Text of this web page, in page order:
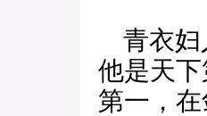
青衣妇
他是天
第一，